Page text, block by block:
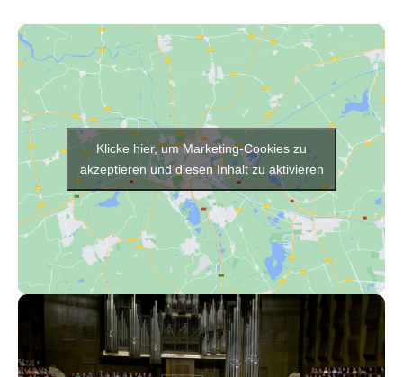
Klicke hier, um Marketing-Cookies zu
akzeptieren und diesen Inhalt zu aktivieren